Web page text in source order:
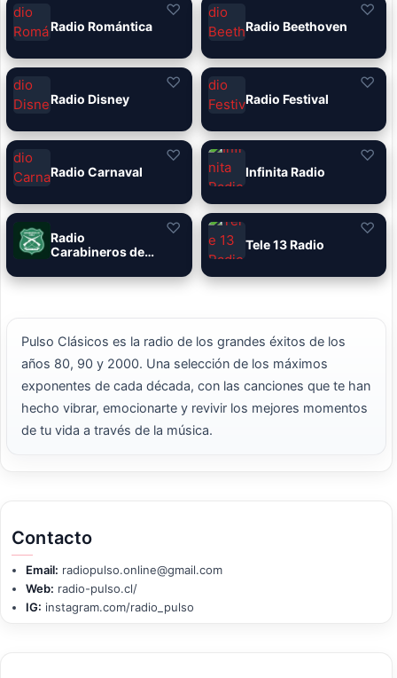
Radio Romántica
♡
Radio Beethoven
♡
Radio Disney
♡
Radio Festival
♡
Radio Carnaval
♡
Infinita Radio
♡
Radio
Carabineros de
♡
Tele 13 Radio
♡
Pulso Clásicos es la radio de los grandes éxitos de los
años 80, 90 y 2000. Una selección de los máximos
exponentes de cada década, con las canciones que te han
hecho vibrar, emocionarte y revivir los mejores momentos
de tu vida a través de la música.
Contacto
Email: radiopulso.online@gmail.com
Web: radio-pulso.cl/
IG: instagram.com/radio_pulso